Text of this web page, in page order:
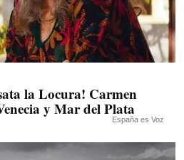
la Locura! Carmen
y Mar del Plata
España es Voz